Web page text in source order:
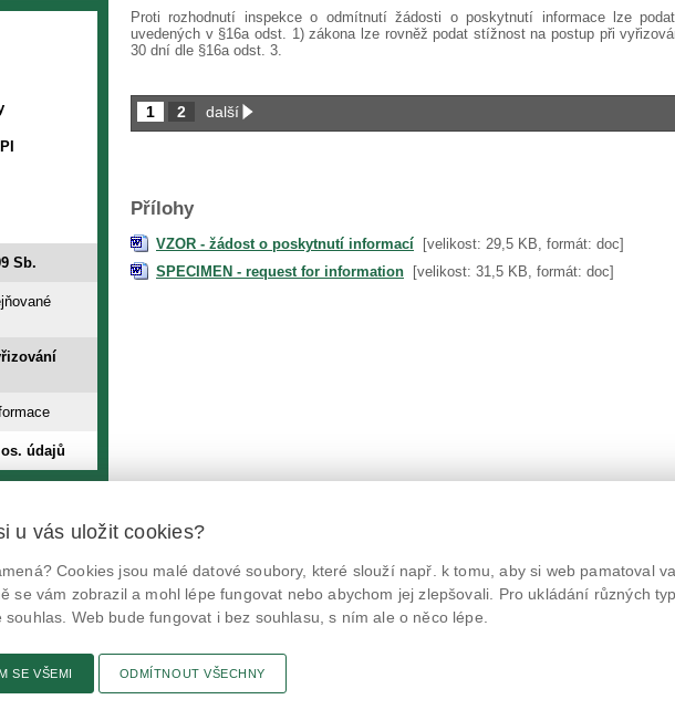
Sb.
údajů
Proti rozhodnutí inspekce o odmítnutí žádosti o poskytnutí informace lze
uvedených v §16a odst. 1) zákona lze rovněž podat stížnost na postup při
30 dní dle §16a odst. 3.
1 2 další
Přílohy
VZOR - žádost o poskytnutí informací
[velikost: 29,5 KB, formát: doc]
SPECIMEN - request for information
[velikost: 31,5 KB, formát: doc]
@potravinynapranyri @NaPranyri
@SZPIjobs
© Státní zemědělská a potravinářská inspekce 2026.
Květná 15, 603 00 Brno, epodatelna
szpi.gov.cz
ID datové schránky: avraiqg
Prohlášení o přístupnosti
u vás uložit cookies?
Cookies jsou malé datové soubory, které slouží např. k tomu, aby si web pamatoval
se vám zobrazil a mohl lépe fungovat nebo abychom jej zlepšovali. Pro ukládání různých
souhlas. Web bude fungovat i bez souhlasu, s ním ale o něco lépe.
SE VŠEMI ODMÍTNOUT VŠECHNY